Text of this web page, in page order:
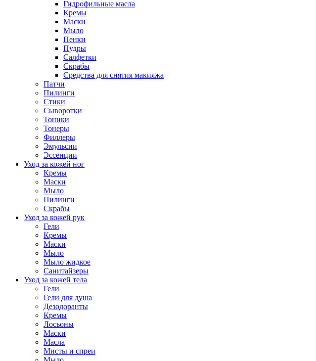
Гидрофильные масла
Кремы
Маски
Мыло
Пенки
Пудры
Салфетки
Скрабы
Средства для снятия макияжа
Патчи
Пилинги
Стики
Сыворотки
Тоники
Тонеры
Филлеры
Эмульсии
Эссенции
Уход за кожей ног
Кремы
Маски
Мыло
Пилинги
Скрабы
Уход за кожей рук
Гели
Кремы
Маски
Мыло
Мыло жидкое
Санитайзеры
Уход за кожей тела
Гели
Гели для душа
Дезодоранты
Кремы
Лосьоны
Маски
Масла
Мисты и спреи